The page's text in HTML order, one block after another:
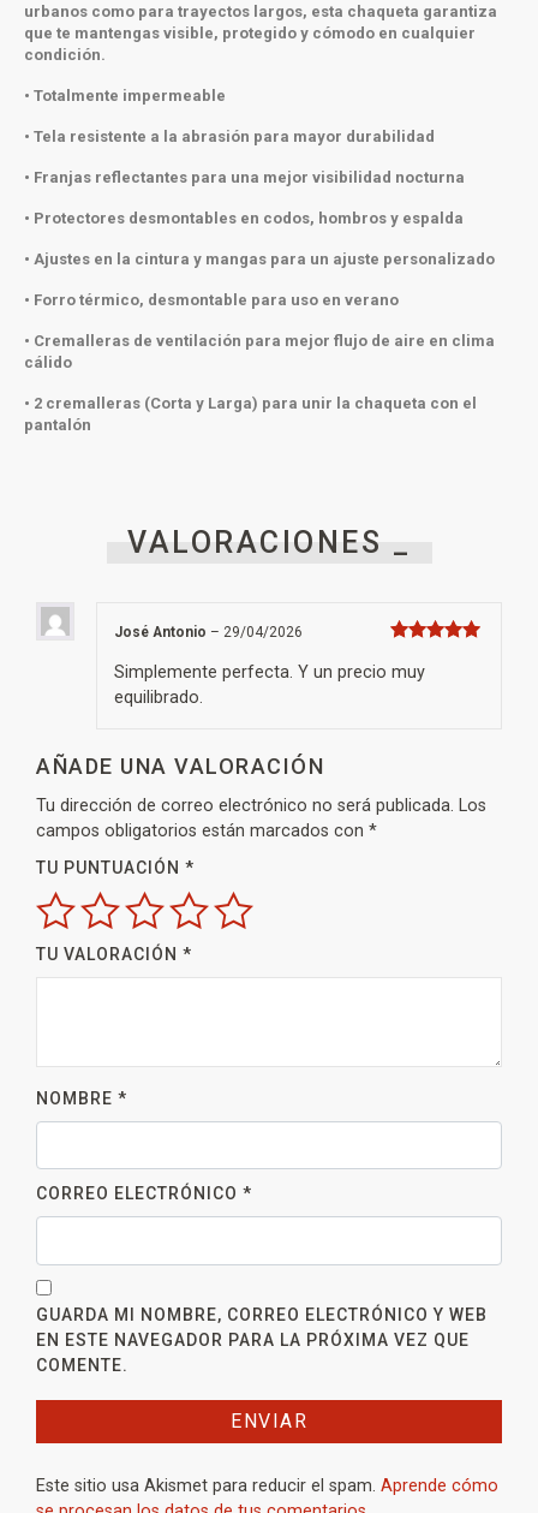
urbanos como para trayectos largos, esta chaqueta garantiza
que te mantengas visible, protegido y cómodo en cualquier
condición.
• Totalmente impermeable
• Tela resistente a la abrasión para mayor durabilidad
• Franjas reflectantes para una mejor visibilidad nocturna
• Protectores desmontables en codos, hombros y espalda
• Ajustes en la cintura y mangas para un ajuste personalizado
• Forro térmico, desmontable para uso en verano
• Cremalleras de ventilación para mejor flujo de aire en clima
cálido
• 2 cremalleras (Corta y Larga) para unir la chaqueta con el
pantalón
VALORACIONES _
5de 5
José Antonio – 29/04/2026
Simplemente perfecta. Y un precio muy
equilibrado.
AÑADE UNA VALORACIÓN
Tu dirección de correo electrónico no será publicada. Los
campos obligatorios están marcados con *
TU PUNTUACIÓN *
TU VALORACIÓN *
NOMBRE *
CORREO ELECTRÓNICO *
GUARDA MI NOMBRE, CORREO ELECTRÓNICO Y WEB
EN ESTE NAVEGADOR PARA LA PRÓXIMA VEZ QUE
COMENTE.
Este sitio usa Akismet para reducir el spam. Aprende cómo